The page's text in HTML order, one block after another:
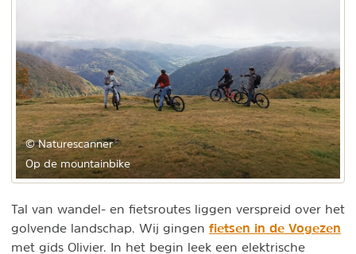
© Naturescanner
Op de mountainbike
Tal van wandel- en fietsroutes liggen verspreid over het
golvende landschap. Wij gingen fietsen in de Vogezen
met gids Olivier. In het begin leek een elektrische